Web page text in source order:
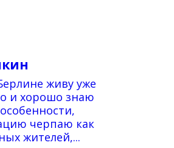
живу уже
и хорошо знаю
черпаю как
жителей,...